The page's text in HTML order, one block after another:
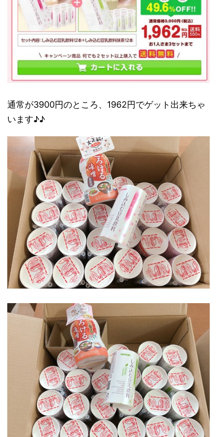
通常が3900円のところ、1962円でゲット出来ちゃ
います♪♪